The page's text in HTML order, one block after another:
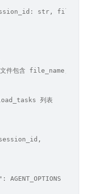
str, files:
包含 file_name,
列表